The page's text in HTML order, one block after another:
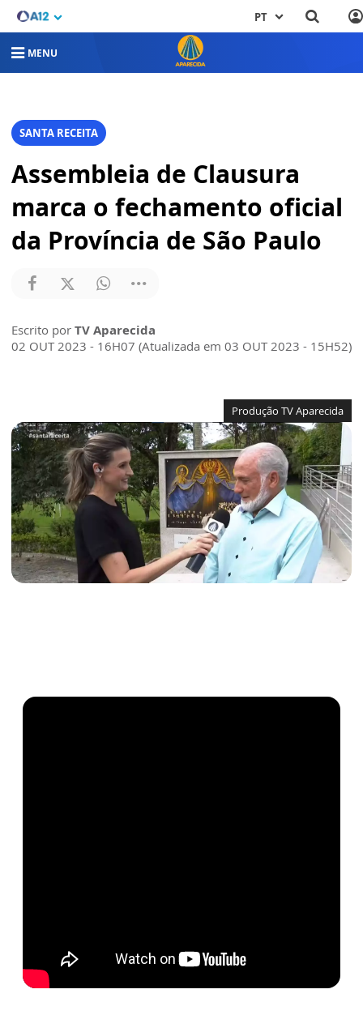
PT
MENU
SANTA RECEITA
Assembleia de Clausura
marca o fechamento oficial
da Província de São Paulo
Escrito por TV Aparecida
02 OUT 2023 - 16H07 (Atualizada em 03 OUT 2023 - 15H52)
Produção TV Aparecida